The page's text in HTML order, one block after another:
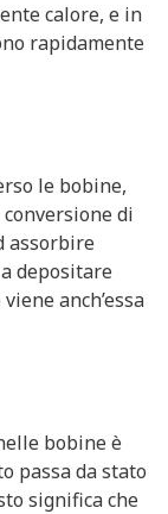
calore, e in
rapidamente
le bobine,
di
assorbire
depositare
anch’essa
bobine è
passa da stato
significa che